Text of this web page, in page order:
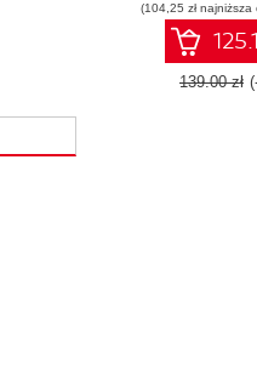
optimizing
Sur features
(104,25 zł
139.00 zł